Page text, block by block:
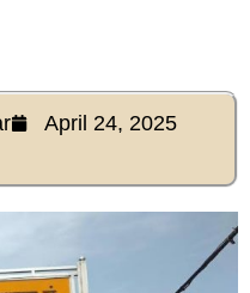
April 24, 2025